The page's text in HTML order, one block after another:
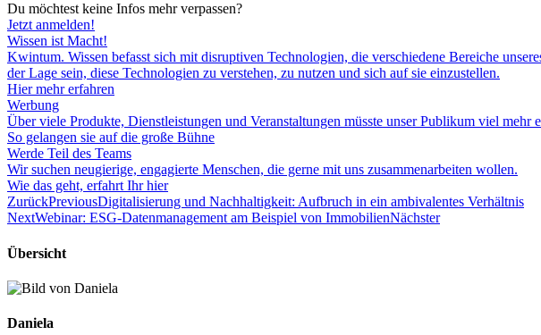
Du möchtest keine Infos mehr verpassen?
Jetzt anmelden!
Wissen ist Macht!
Kwintum. Wissen befasst sich mit disruptiven Technologien, die verschiedene Bereiche
der Lage sein, diese Technologien zu verstehen, zu nutzen und sich auf sie einzustellen.
Hier mehr erfahren
Werbung
Über viele Produkte, Dienstleistungen und Veranstaltungen müsste unser Publikum viel mehr
So gelangen sie auf die große Bühne
Werde Teil des Teams
Wir suchen neugierige, engagierte Menschen, die gerne mit uns zusammenarbeiten wollen.
Wie das geht, erfahrt Ihr hier
ZurückPreviousDigitalisierung und Nachhaltigkeit: Aufbruch in ein ambivalentes Verhältnis
NextWebinar: ESG-Datenmanagement am Beispiel von ImmobilienNächster
Übersicht
Daniela